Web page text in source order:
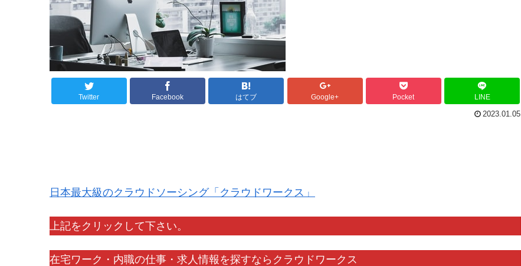
Twitter Facebook はてブ Google+ Pocket LINE
2023.01.05
日本最大級のクラウドソーシング「クラウドワークス」
上記をクリックして下さい。
在宅ワーク・内職の仕事・求人情報を探すならクラウドワークス